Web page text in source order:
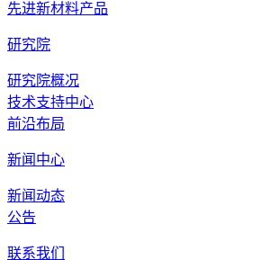
先进新材料产品
研究院
研究院概况
技术支持中心
前沿布局
新闻中心
新闻动态
公告
联系我们